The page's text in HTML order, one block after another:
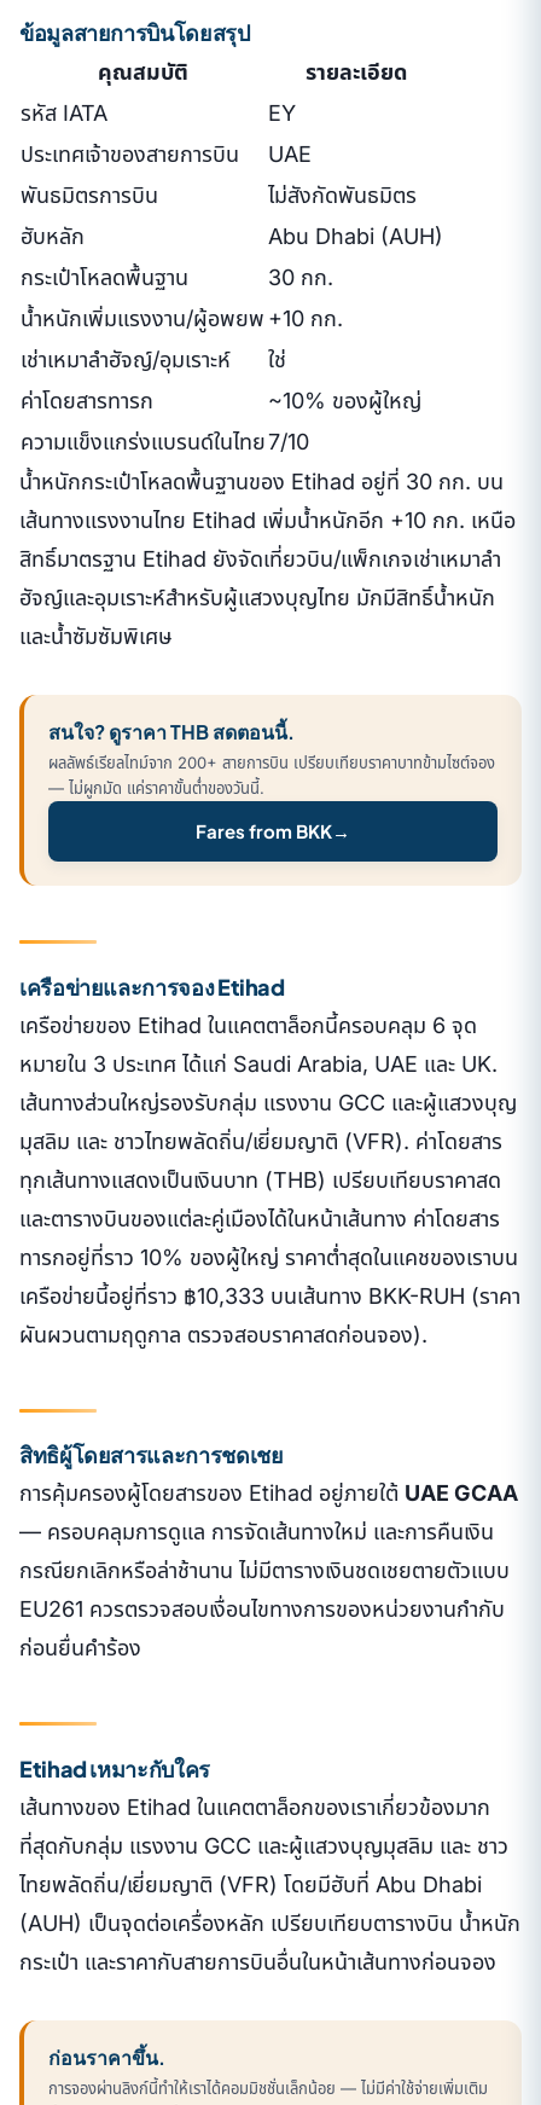
ข้อมูลสายการบินโดยสรุป
คุณสมบัติ
รายละเอียด
รหัส IATA
EY
ประเทศเจ้าของสายการบิน
UAE
พันธมิตรการบิน
ไม่สังกัดพันธมิตร
ฮับหลัก
Abu Dhabi (AUH)
กระเป๋าโหลดพื้นฐาน
30 กก.
น้ำหนักเพิ่มแรงงาน/ผู้อพยพ +10 กก.
เช่าเหมาลำฮัจญ์/อุมเราะห์
ใช่
ค่าโดยสารทารก
~10% ของผู้ใหญ่
ความแข็งแกร่งแบรนด์ในไทย7/10
น้ำหนักกระเป๋าโหลดพื้นฐานของ Etihad อยู่ที่ 30 กก. บน
เส้นทางแรงงานไทย Etihad เพิ่มน้ำหนักอีก +10 กก. เหนือ
สิทธิ์มาตรฐาน Etihad ยังจัดเที่ยวบิน/แพ็กเกจเช่าเหมาลำ
ฮัจญ์และอุมเราะห์สำหรับผู้แสวงบุญไทย มักมีสิทธิ์น้ำหนัก
และน้ำซัมซัมพิเศษ
สนใจ? ดูราคา THB สดตอนนี้.
ผลลัพธ์เรียลไทม์จาก 200+ สายการบิน เปรียบเทียบราคาบาทข้ามไซต์จอง
— ไม่ผูกมัด แค่ราคาขั้นต่ำของวันนี้.
Fares from BKK→
เครือข่ายและการจอง Etihad
เครือข่ายของ Etihad ในแคตตาล็อกนี้ครอบคลุม 6 จุด
หมายใน 3 ประเทศ ได้แก่ Saudi Arabia, UAE และ UK.
เส้นทางส่วนใหญ่รองรับกลุ่ม แรงงาน GCC และผู้แสวงบุญ
มุสลิม และ ชาวไทยพลัดถิ่น/เยี่ยมญาติ (VFR). ค่าโดยสาร
ทุกเส้นทางแสดงเป็นเงินบาท (THB) เปรียบเทียบราคาสด
และตารางบินของแต่ละคู่เมืองได้ในหน้าเส้นทาง ค่าโดยสาร
ทารกอยู่ที่ราว 10% ของผู้ใหญ่ ราคาต่ำสุดในแคชของเราบน
เครือข่ายนี้อยู่ที่ราว ฿10,333 บนเส้นทาง BKK-RUH (ราคา
ผันผวนตามฤดูกาล ตรวจสอบราคาสดก่อนจอง).
สิทธิผู้โดยสารและการชดเชย
การคุ้มครองผู้โดยสารของ Etihad อยู่ภายใต้ UAE GCAA
— ครอบคลุมการดูแล การจัดเส้นทางใหม่ และการคืนเงิน
กรณียกเลิกหรือล่าช้านาน ไม่มีตารางเงินชดเชยตายตัวแบบ
EU261 ควรตรวจสอบเงื่อนไขทางการของหน่วยงานกำกับ
ก่อนยื่นคำร้อง
Etihad เหมาะกับใคร
เส้นทางของ Etihad ในแคตตาล็อกของเราเกี่ยวข้องมาก
ที่สุดกับกลุ่ม แรงงาน GCC และผู้แสวงบุญมุสลิม และ ชาว
ไทยพลัดถิ่น/เยี่ยมญาติ (VFR) โดยมีฮับที่ Abu Dhabi
(AUH) เป็นจุดต่อเครื่องหลัก เปรียบเทียบตารางบิน น้ำหนัก
กระเป๋า และราคากับสายการบินอื่นในหน้าเส้นทางก่อนจอง
ก่อนราคาขึ้น.
การจองผ่านลิงก์นี้ทำให้เราได้คอมมิชชั่นเล็กน้อย — ไม่มีค่าใช้จ่ายเพิ่มเติม